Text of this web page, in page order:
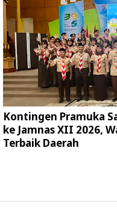
Kontingen Pramuka
ke Jamnas XII 2026,
Terbaik Daerah